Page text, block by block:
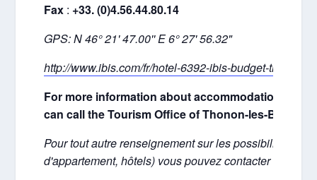
Fax : +33. (0)4.56.44.80.14
GPS: N 46° 21' 47.00'' E 6° 27' 56.32"
http://www.ibis.com/fr/hotel-6392-ibis-budget-thonon-
For more information about accommodation
can call the Tourism Office of Thonon-les-Bains.
Pour tout autre renseignement sur les possibilités
d'appartement, hôtels) vous pouvez contacter l'Office